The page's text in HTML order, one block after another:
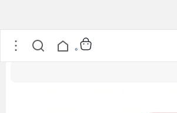
رژگونه استیکی شیگلم سری Glass Glow 0